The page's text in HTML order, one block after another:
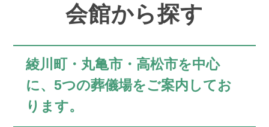
会館から探す
綾川町・丸亀市・高松市を中心
に、 5つの葬儀場をご案内してお
ります。